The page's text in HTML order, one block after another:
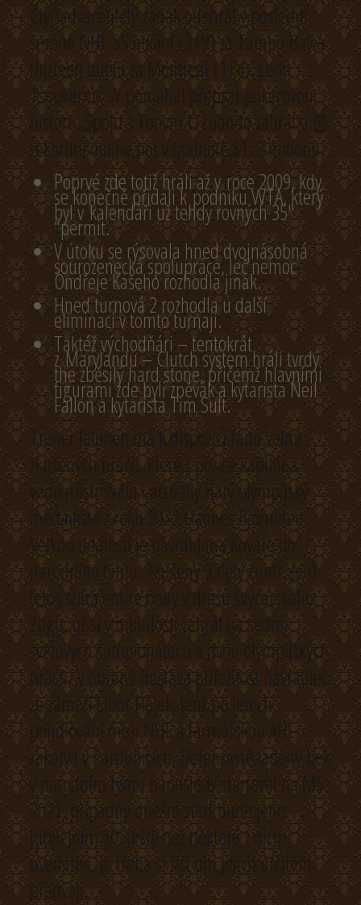
Čtyřiadvacetiletý zadák odehrál v poslední
sezóně NHL 35 utkání (3+9) za Tampu Bay a
thirteen duelů za Montreal (1+4). Leon
Tsoukernik ⭐ pomáhal přepsat pokerovou
historii. Spolu s Tonym G cuando zahrál o ☝
rekordní online pot v hodnotě $1, 8 milionu.
Poprvé zde totiž hráli až v roce 2009, kdy
se konečně přidali k podniku WTA, který
byl v kalendáři už tehdy rovných 35″
“permit.
V útoku se rýsovala hned dvojnásobná
sourozenecká spolupráce, leč nemoc
Ondřeje Kašeho rozhodla jinak.
Hned turnová 2 rozhodla u další
eliminaci v tomto turnaji.
Taktéž východňári – tentokrát
z Marylandu – Clutch system hráli tvrdý
the zběsilý hard stone, přičemž hlavními
figurami zde byli zpěvák a kytarista Neil
Fallon a kytarista Tim Sult.
Trenér Jalonen má k dispozici řadu velmi
zkušených hráčů, které z pozice kapitána
vede mistr světa i actually zlatý olympijský
medailista z roku 2022 Hannes Björninen.
Velkou událostí je návrat Jana Kováře do
národního týmu. Zkušený 33letý centr, jenž
letos sbírá entire body v dresu švýcarského
Zugu, už si v minulosti zahrál na sedmi
světových šampionátech a dvou olympijských
hrách. V obraně dostává příležitost návratilec
ze zámoří Libor Hájek, jenž po letech
pendlování mezi NHL a farmářskou AHL
zakotvil v Pardubicích. Defenzivně laděný bek
v národním týmu naposledy startoval na MS
2021, případný dnešní start bude jeho
jubilejním 10. Ještě než některé z nich
uvedeme, je třeba si říci um jejich určitém
předvoji.